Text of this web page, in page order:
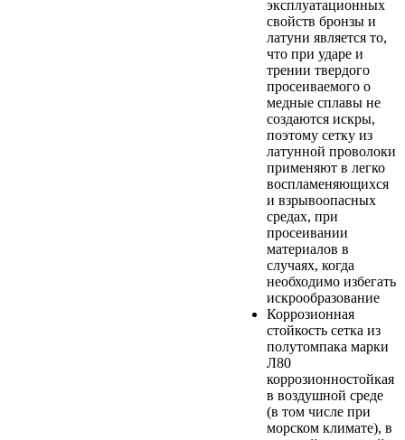
эксплуатационных
свойств бронзы и
латуни является то,
что при ударе и
трении твердого
просеиваемого о
медные сплавы не
создаются искры,
поэтому сетку из
латунной проволоки
применяют в легко
воспламеняющихся
и взрывоопасных
средах, при
просеивании
материалов в
случаях, когда
необходимо избегать
искрообразование
Коррозионная
стойкость сетка из
полутомпака марки
Л80
коррозионностойкая
в воздушной среде
(в том числе при
морском климате), в